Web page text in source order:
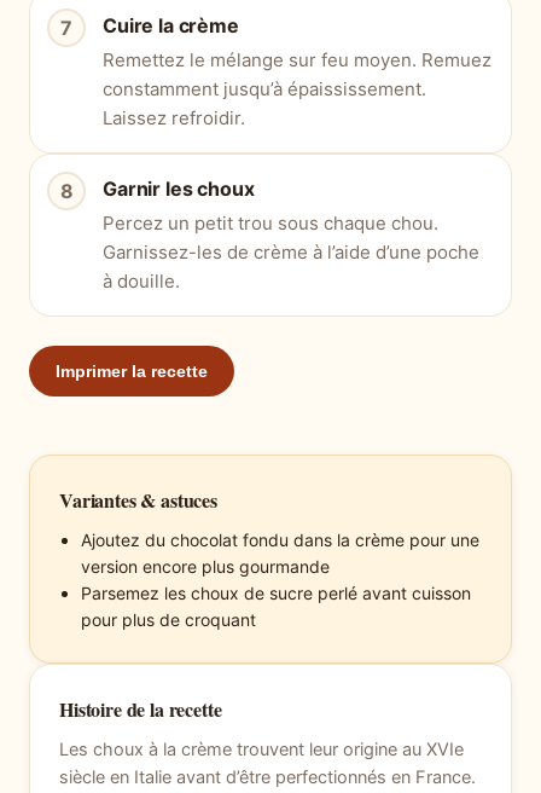
Cuire la crème
Remettez le mélange sur feu moyen. Remuez
constamment jusqu’à épaississement.
Laissez refroidir.
Garnir les choux
Percez un petit trou sous chaque chou.
Garnissez-les de crème à l’aide d’une poche
à douille.
Imprimer la recette
Variantes & astuces
Ajoutez du chocolat fondu dans la crème pour une
version encore plus gourmande
Parsemez les choux de sucre perlé avant cuisson
pour plus de croquant
Histoire de la recette
Les choux à la crème trouvent leur origine au XVIe
siècle en Italie avant d’être perfectionnés en France.